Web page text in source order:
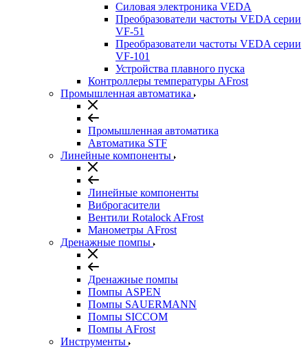
Силовая электроника VEDA
Преобразователи частоты VEDA серии
VF-51
Преобразователи частоты VEDA серии
VF-101
Устройства плавного пуска
Контроллеры температуры AFrost
Промышленная автоматика
Промышленная автоматика
Автоматика STF
Линейные компоненты
Линейные компоненты
Виброгасители
Вентили Rotalock AFrost
Манометры AFrost
Дренажные помпы
Дренажные помпы
Помпы ASPEN
Помпы SAUERMANN
Помпы SICCOM
Помпы AFrost
Инструменты